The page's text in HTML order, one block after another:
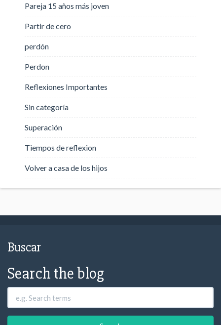
Pareja 15 años más joven
Partir de cero
perdón
Perdon
Reflexiones Importantes
Sin categoría
Superación
Tiempos de reflexion
Volver a casa de los hijos
Buscar
Search the blog